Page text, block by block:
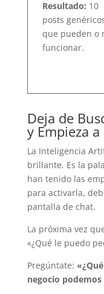
Resultado: 10
posts
que pueden o
funcionar.
Deja de
y Empieza
La Inteligencia
brillante. Es la
han tenido las
para activarla,
pantalla de chat.
La próxima vez
«¿Qué le puedo
Pregúntate:
negocio